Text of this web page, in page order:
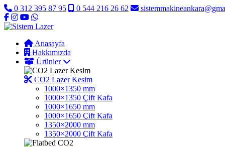
0 312 395 87 95 0 544 216 26 62
Anasayfa
Hakkımızda
Ürünler
CO2 Lazer Kesim
1000×1350 mm
1000×1350 Çift Kafa
1000×1650 mm
1000×1650 Çift Kafa
1350×2000 mm
1350×2000 Çift Kafa